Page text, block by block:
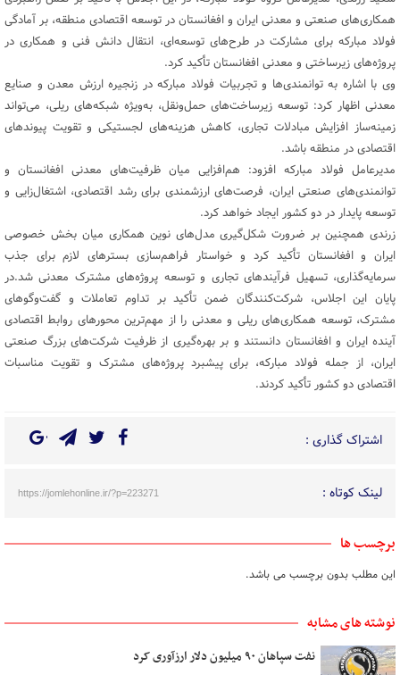
همکاری‌های صنعتی و معدنی ایران و افغانستان در توسعه اقتصادی منطقه، بر آمادگی
فولاد مبارکه برای مشارکت در طرح‌های توسعه‌ای، انتقال دانش فنی و همکاری در
پروژه‌های زیرساختی و معدنی افغانستان تأکید کرد.
وی با اشاره به توانمندی‌ها و تجربیات فولاد مبارکه در زنجیره ارزش معدن و صنایع
معدنی اظهار کرد: توسعه زیرساخت‌های حمل‌ونقل، به‌ویژه شبکه‌های ریلی، می‌تواند
زمینه‌ساز افزایش مبادلات تجاری، کاهش هزینه‌های لجستیکی و تقویت پیوندهای
اقتصادی در منطقه باشد.
مدیرعامل فولاد مبارکه افزود: هم‌افزایی میان ظرفیت‌های معدنی افغانستان و
توانمندی‌های صنعتی ایران، فرصت‌های ارزشمندی برای رشد اقتصادی، اشتغال‌زایی و
توسعه پایدار در دو کشور ایجاد خواهد کرد.
زرندی همچنین بر ضرورت شکل‌گیری مدل‌های نوین همکاری میان بخش خصوصی
ایران و افغانستان تأکید کرد و خواستار فراهم‌سازی بسترهای لازم برای جذب
سرمایه‌گذاری، تسهیل فرآیندهای تجاری و توسعه پروژه‌های مشترک معدنی شد.در
پایان این اجلاس، شرکت‌کنندگان ضمن تأکید بر تداوم تعاملات و گفت‌وگوهای
مشترک، توسعه همکاری‌های ریلی و معدنی را از مهم‌ترین محورهای روابط اقتصادی
آینده ایران و افغانستان دانستند و بر بهره‌گیری از ظرفیت شرکت‌های بزرگ صنعتی
ایران، از جمله فولاد مبارکه، برای پیشبرد پروژه‌های مشترک و تقویت مناسبات
اقتصادی دو کشور تأکید کردند.
اشتراک گذاری :
لینک کوتاه : https://jomlehonline.ir/?p=223271
برچسب ها
این مطلب بدون برچسب می باشد.
نوشته های مشابه
نفت سپاهان ۹۰ میلیون دلار ارزآوری کرد